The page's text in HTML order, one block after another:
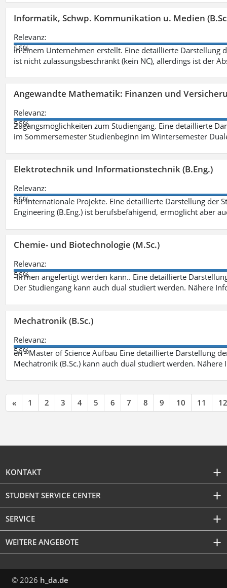
Informatik, Schwp. Kommunikation u. Medien
Relevanz:
56%
in einem Unternehmen erstellt. Eine detaillierte Darstellung
ist nicht zulassungsbeschränkt (kein NC), allerdings ist der
Angewandte Mathematik: Finanzen und
Relevanz:
56%
Zugangsmöglichkeiten zum Studiengang. Eine detaillierte
im Sommersemester Studienbeginn im Wintersemester
Elektrotechnik und Informationstechnik (B.Eng.)
Relevanz:
56%
für internationale Projekte. Eine detaillierte Darstellung der
Engineering (B.Eng.) ist berufsbefähigend, ermöglicht aber
Chemie- und Biotechnologie (M.Sc.)
Relevanz:
56%
-firmen angefertigt werden kann.. Eine detaillierte
Der Studiengang kann auch dual studiert werden. Nähere
Mechatronik (B.Sc.)
Relevanz:
56%
en - Master of Science Aufbau Eine detaillierte Darstellung
Mechatronik (B.Sc.) kann auch dual studiert werden.
« 1 2 3 4 5 6 7 8 9 10 11 12
KONTAKT
STUDENT SERVICE CENTER
SERVICE
WEITERE ANGEBOTE
© 2026 h_da.de